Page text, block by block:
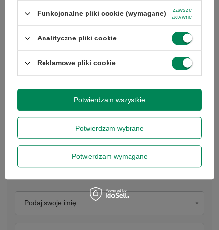
Podaj swoje imię
Funkcjonalne pliki cookie (wymagane)
Zawsze
aktywne
Analityczne pliki cookie
Reklamowe pliki cookie
Potwierdzam wybrane
Potwierdzam wymagane
Potwierdzam wszystkie